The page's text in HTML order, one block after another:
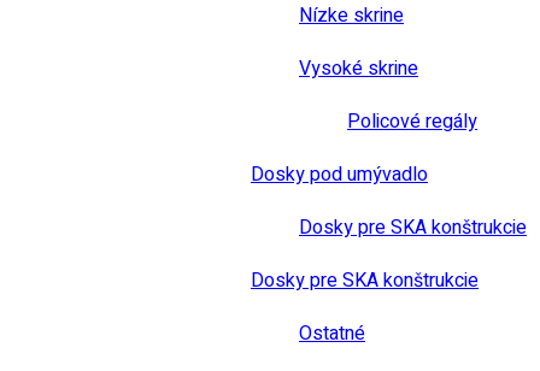
Nízke skrine
Vysoké skrine
Policové regály
Dosky pod umývadlo
Dosky pre SKA konštrukcie
Dosky pre SKA konštrukcie
Ostatné